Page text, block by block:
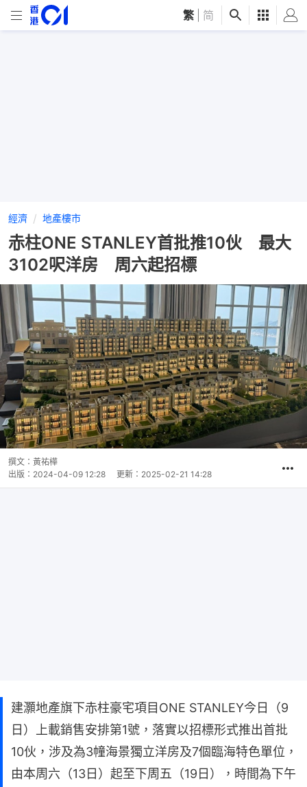
繁 简
經濟 地產樓市
赤柱ONE STANLEY首批推10伙 最大
3102呎洋房 周六起招標
撰文： 黃祐樺
出版： 2024-04-09 12:28 更新： 2025-02-21 14:28
建灝地產旗下赤柱豪宅項目ONE STANLEY今日（9
日）上載銷售安排第1號，落實以招標形式推出首批
10伙，涉及為3幢海景獨立洋房及7個臨海特色單位，
由本周六（13日）起至下周五（19日），時間為下午